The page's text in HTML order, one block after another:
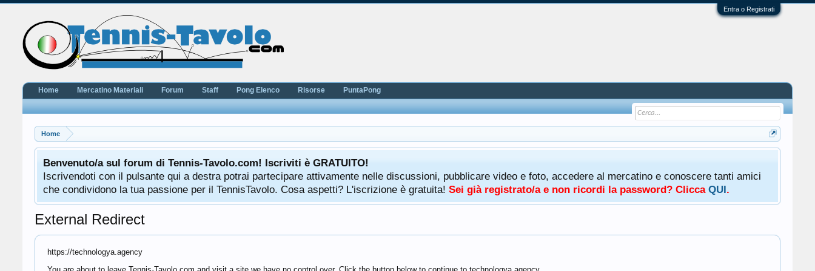
Entra o Registrati
Home
Benvenuto/a sul forum di Tennis-Tavolo.com! Iscriviti è GRATUITO!
Iscrivendoti con il pulsante qui a destra potrai partecipare attivamente nelle discussioni, pubblicare video e foto, accedere al mercatino e conoscere tanti amici
che condividono la tua passione per il TennisTavolo. Cosa aspetti? L'iscrizione è gratuita! Sei già registrato/a e non ricordi la password? Clicca QUI.
External Redirect
https://technologya.agency
Home Mercatino Materiali Forum Staff Pong Elenco Risorse PuntaPong